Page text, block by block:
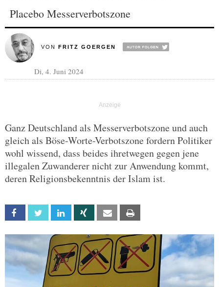
Placebo Messerverbotszone
VON FRITZ GOERGEN
Di, 4. Juni 2024
Ganz Deutschland als Messerverbotszone und auch
gleich als Böse-Worte-Verbotszone fordern Politiker
wohl wissend, dass beides ihretwegen gegen jene
illegalen Zuwanderer nicht zur Anwendung kommt,
deren Religionsbekenntnis der Islam ist.
Facebook Twitter Linkedin Xing Email